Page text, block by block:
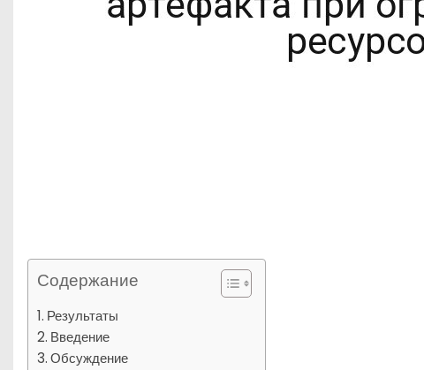
Содержание
Результаты
Введение
Обсуждение